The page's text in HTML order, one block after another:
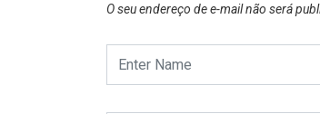
O seu endereço de e-mail não será